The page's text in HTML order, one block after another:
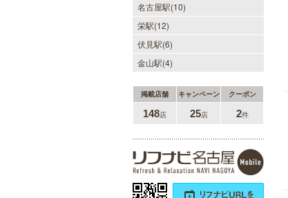
名古屋駅(10)
栄駅(12)
伏見駅(6)
金山駅(4)
掲載店舗 キャンペーン クーポン
148店 25店 2件